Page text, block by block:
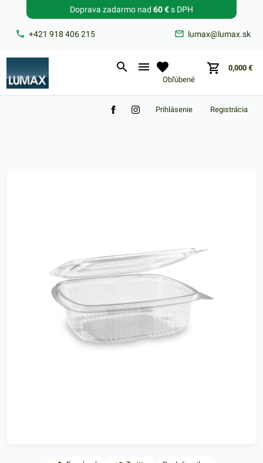
+421 918 406 215 lumax@lumax.sk
Doprava zadarmo nad 60 €s DPH
Obľúbené
0,000 €
Zabudnuté heslo?
Registrácia
Prihlásenie